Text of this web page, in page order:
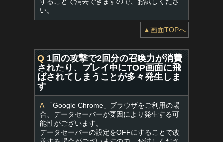
い。
▲画面TOPへ
Q 1回の攻撃で2回分の召喚力が消費
されたり、プレイ中にTOP画面に飛
ばされてしまうことが多々発生しま
す
A「Google Chrome」ブラウザをご利用の場
合、データセーバーが要因により発生する可
能性がございます。
データセーバーの設定をOFFにすることで改